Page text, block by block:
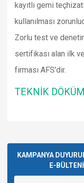
kayıtlı gemi
kullanılması
Zorlu test ve
sertifikası alan ilk
firması AFS'dir.
TEKNİK
kullanarak
Görüş ve önerileriniz
Ürün resmi
KAMPANYA
E-